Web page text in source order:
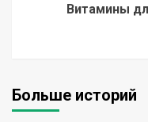
Витамины
Больше историй